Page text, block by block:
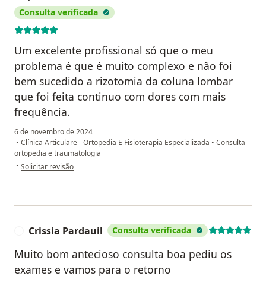
Consulta verificada
Um excelente profissional só que o meu
problema é que é muito complexo e não foi
bem sucedido a rizotomia da coluna lombar
que foi feita continuo com dores com mais
frequência.
6 de novembro de 2024
• Clínica Articulare - Ortopedia E Fisioterapia Especializada • Consulta
ortopedia e traumatologia
• na opinião do utilizador Josenilton Martins de Carvalho
Solicitar revisão
Crissia Pardauil Consulta verificada
Muito bom antecioso consulta boa pediu os
exames e vamos para o retorno